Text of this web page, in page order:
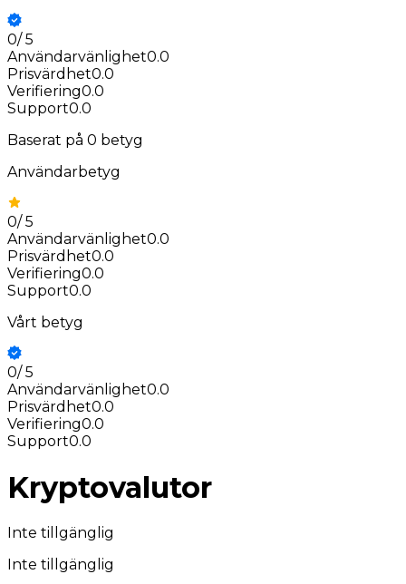
0/5
Användarvänlighet0.0
Prisvärdhet0.0
Verifiering0.0
Support0.0
Baserat på 0 betyg
Användarbetyg
0/5
Användarvänlighet0.0
Prisvärdhet0.0
Verifiering0.0
Support0.0
Vårt betyg
0/5
Användarvänlighet0.0
Prisvärdhet0.0
Verifiering0.0
Support0.0
Kryptovalutor
Inte tillgänglig
Inte tillgänglig